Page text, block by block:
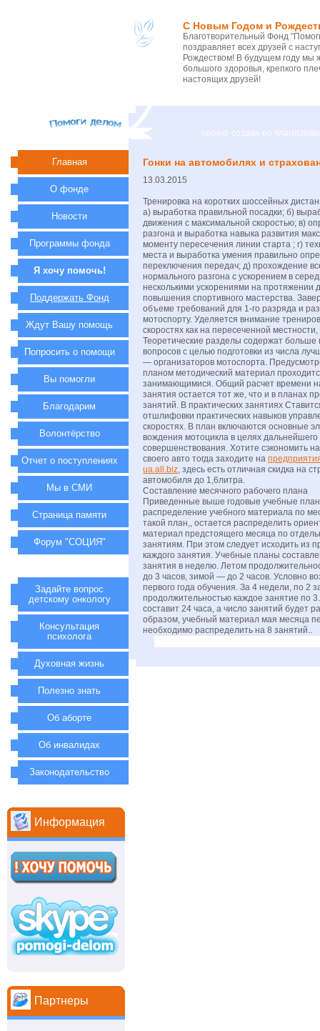
С Новым Годом и
Благотворительный Фонд
поздравляет всех друзей с
Рождеством! В будущем году
большого здоровья, крепкого
настоящих друзей!
проект создан по
Гонки на автомобилях и
13.03.2015
Тренировка на коротких шоссейных
а) выработка правильной посадки; б)
движения с максимальной скоростью; в)
разгона и выработка навыка развития
моменту пересечения линии старта ; г)
места и выработка умения правильно
переключения передач; д) прохождение
нормального разгона с ускорением в
несколькими ускорениями на протяжении
повышения спортивного мастерства.
объеме требований для 1-го разряда и
мотоспорту. Уделяется внимание
скоростях как на пересеченной
Теоретические разделы содержат больше
вопросов с целью подготовки из числа
— организаторов мотоспорта.
планом методический материал
занимающимися. Общий расчет времени
занятия остается тот же, что и в планах
занятий. В практических занятиях
отшлифовки практических навыков
скоростях. В план включаются основные
вождения мотоцикла в целях дальнейшего
совершенствования. Хотите сэкономить
своего авто тогда заходите на
ua.all.biz, здесь есть отличная скидка на
автомобиля до 1,6литра.
Составление месячного рабочего плана
Приведенные выше годовые учебные
распределение учебного материала по
такой план,, остается распределить
материал предстоящего месяца по
занятиям. При этом следует исходить из
каждого занятия. Учебные планы
занятия в неделю. Летом
до 3 часов, зимой — до 2 часов. Условно
первого года обучения. За 4 недели, по 2
продолжительностью каждое занятие по
составит 24 часа, а число занятий будет
образом, учебный материал мая месяца
необходимо распределить на 8 занятий..
Главная
О фонде
Новости
Программы фонда
Я хочу помочь!
Поддержать Фонд
Ждут Вашу помощь
Попросить о помощи
Вы помогли
Благодарим
Волонтёрство
Отчет о поступлениях
Мы в СМИ
Страница памяти
Форум "СОЦИЯ"
Задайте вопрос
детскому онкологу
Консультация
психолога
Духовная жизнь
Полезно знать
Об аборте
Об инвалидах
Законодательство
Информация
Партнеры